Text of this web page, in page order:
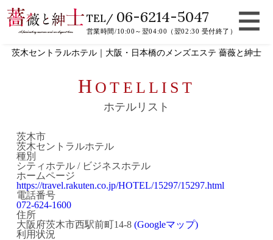
TEL/ 06-6214-5047
営業時間/10:00～翌04:00（翌02:30 受付終了）
茨木セントラルホテル｜大阪・日本橋のメンズエステ 薔薇と紳士
H OTELLIST
ホテルリスト
茨木市
茨木セントラルホテル
種別
シティホテル / ビジネスホテル
ホームページ
https://travel.rakuten.co.jp/HOTEL/15297/15297.html
電話番号
072-624-1600
住所
大阪府茨木市西駅前町14-8 (Googleマップ)
利用状況